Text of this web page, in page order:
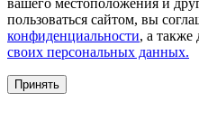
пользоваться сайтом, вы
конфиденциальности, а также
своих персональных данных.
Принять